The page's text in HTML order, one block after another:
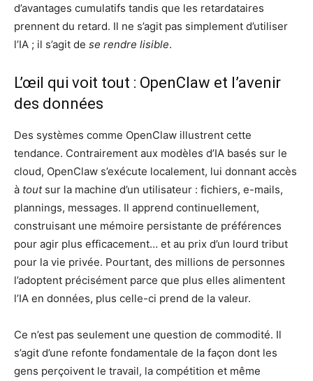
d’avantages cumulatifs tandis que les retardataires
prennent du retard. Il ne s’agit pas simplement d’utiliser
l’IA ; il s’agit de se rendre lisible.
L’œil qui voit tout : OpenClaw et l’avenir
des données
Des systèmes comme OpenClaw illustrent cette
tendance. Contrairement aux modèles d’IA basés sur le
cloud, OpenClaw s’exécute localement, lui donnant accès
à toutsur la machine d’un utilisateur : fichiers, e-mails,
plannings, messages. Il apprend continuellement,
construisant une mémoire persistante de préférences
pour agir plus efficacement… et au prix d’un lourd tribut
pour la vie privée. Pourtant, des millions de personnes
l’adoptent précisément parce que plus elles alimentent
l’IA en données, plus celle-ci prend de la valeur.
Ce n’est pas seulement une question de commodité. Il
s’agit d’une refonte fondamentale de la façon dont les
gens perçoivent le travail, la compétition et même